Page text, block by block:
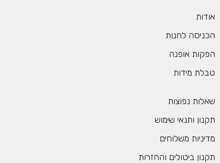
אודות
הכניסה לחנות
הפקות אופנה
טבלת מידות
שאלות נפוצות
תקנון ותנאי שימוש
מדיניות משלוחים
תקנון ביטולים והחזרות